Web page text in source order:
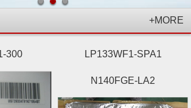
+MORE
300 LP133WF1-SPA1
N140FGE-LA2